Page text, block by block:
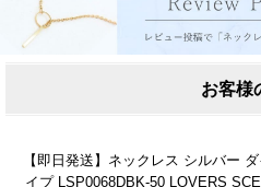
お客様
【即日発送】ネックレス シルバー
イプ LSP0068DBK-50 LOVERS